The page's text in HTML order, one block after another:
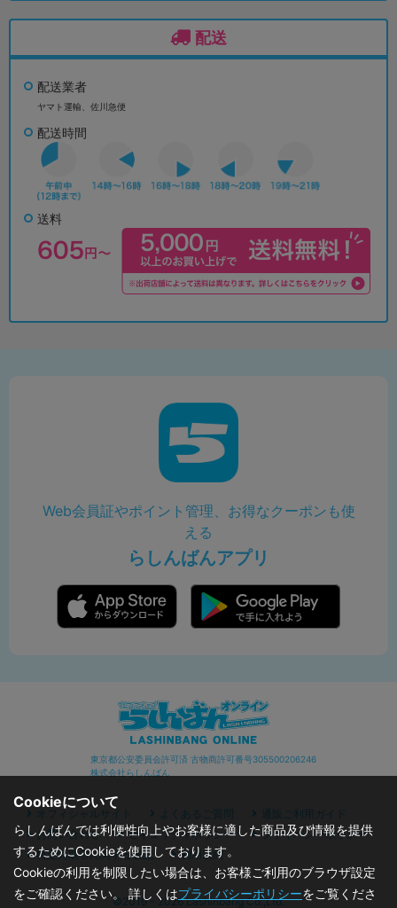
配送
配送業者
ヤマト運輸、佐川急便
配送時間
送料
Web会員証やポイント管理、お得なクーポンも使
える
らしんばんアプリ
東京都公安委員会許可済 古物商許可番号305500206246
株式会社らしんばん
オフィシャルサイト よくあるご質問
通販ご利用ガイド
お問い合わせ
セキュリティポリシー
プライバシーポリシー
特定商取引に関する表記
利用規約
©2019 - 2026 Lashinbang Co.,Ltd.
Cookieについて
らしんばんでは利便性向上やお客様に適した商品及び情報を提供
するためにCookieを使用しております。
Cookieの利用を制限したい場合は、お客様ご利用のブラウザ設定
をご確認ください。 詳しくはプライバシーポリシーをご覧くださ